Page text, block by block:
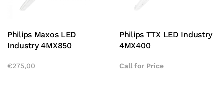
Philips Maxos LED
Industry 4MX850
€275,00
Philips TTX LED Industry
4MX400
Call for Price